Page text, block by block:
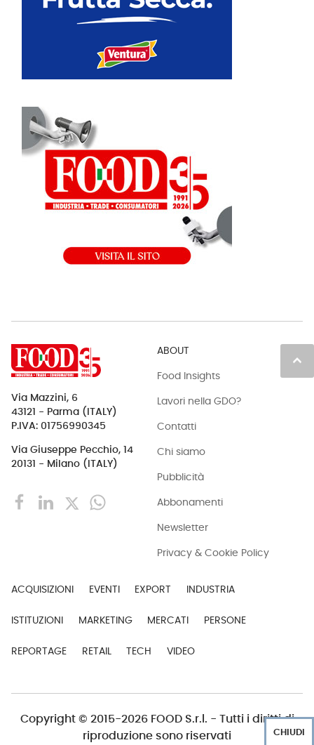
keyboard_arrow_up
Via Mazzini, 6
43121 - Parma (ITALY)
P.IVA: 01756990345
Via Giuseppe Pecchio, 14
20131 - Milano (ITALY)
ABOUT
Food Insights
Lavori nella GDO?
Contatti
Chi siamo
Pubblicità
Abbonamenti
Newsletter
Privacy & Cookie Policy
ACQUISIZIONI EVENTI EXPORT INDUSTRIA
ISTITUZIONI MARKETING MERCATI PERSONE
REPORTAGE RETAIL TECH VIDEO
Copyright © 2015-2026 FOOD S.r.l. - Tutti i diritti di
riproduzione sono riservati
CHIUDI